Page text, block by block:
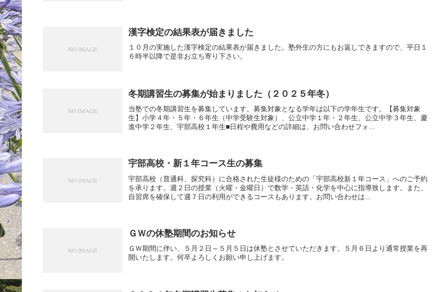
漢字検定の結果表が届きました
１０月の実施した漢字検定の結果表が届きました。塾外生の方にもお返しできますので、平日１
６時半以降で是非お立ち寄り下さい。
冬期講習生の募集が始まりました（２０２５年冬）
当塾での冬期講習生を募集しています。募集対象となる学年は以下の学年生です。【募集対象
生】小学４年・５年・６年生（中学受験生対象）、公立中学１年・２年生、公立中学３年生、慶
進中学２年生、宇部高校１年生■日程や費用などの詳細は、お問い合わせフォ...
宇部高校・新１年コース生の募集
宇部高校（普通科、探究科）に合格された生徒様のための「宇部高校新１年コース」へのご予約
を承ります。週２日の授業（火曜・金曜日）で数学・英語・化学を中心に指導致します。また、
自習席を確保して週７日の利用ができるコースもあります。お問い合わせは...
ＧＷの休塾期間のお知らせ
ＧＷ期間に伴い、５月２日～５月５日は休塾とさせていただきます。５月６日より通常授業を再
開いたします。何卒よろしくお願い申し上げます。